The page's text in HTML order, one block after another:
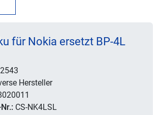
für Nokia ersetzt BP-4L
Hersteller
CS-NK4LSL